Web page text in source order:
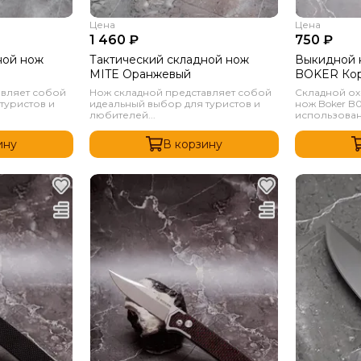
нож
собой
и
Цена
1 460 ₽
Тактический складной нож
MITE Оранжевый
Нож складной представляет собой
идеальный выбор для туристов и
любителей...
В корзину
Цена
750 ₽
Выкидной
BOKER
под
Складной
нож Boker